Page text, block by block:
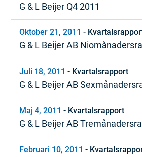
G & L Beijer Q4 2011
Oktober 21, 2011 -
G & L Beijer AB
september 2011
Juli 18, 2011 - Kvartalsrapport
G & L Beijer AB
juni 2011
Maj 4, 2011 - Kvartalsrapport
G & L Beijer AB
mars 2011
Februari 10, 2011 -